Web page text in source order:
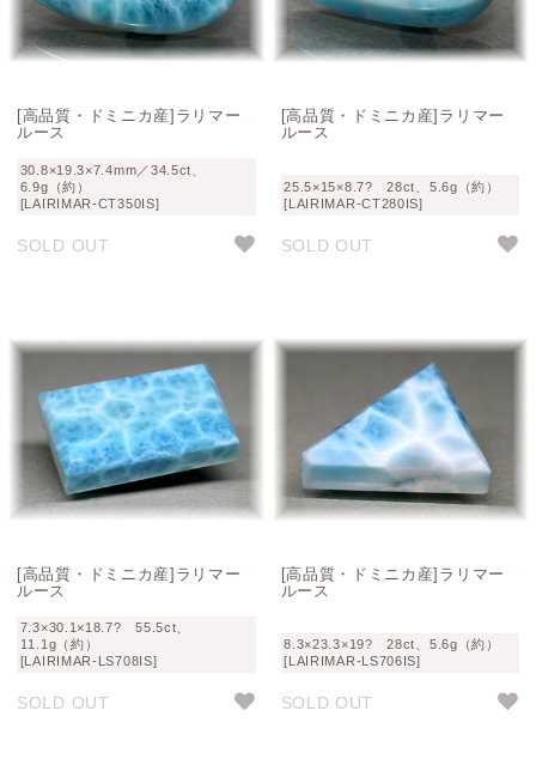
[高品質・ドミニカ産]ラリマー
ルース
30.8×19.3×7.4mm／34.5ct、
6.9g（約）
[LAIRIMAR-CT350IS]
SOLD OUT
[高品質・ドミニカ産]ラリマー
ルース
25.5×15×8.7? 28ct、5.6g（約）
[LAIRIMAR-CT280IS]
SOLD OUT
[高品質・ドミニカ産]ラリマー
ルース
7.3×30.1×18.7? 55.5ct、
11.1g（約）
[LAIRIMAR-LS708IS]
SOLD OUT
[高品質・ドミニカ産]ラリマー
ルース
8.3×23.3×19? 28ct、5.6g（約）
[LAIRIMAR-LS706IS]
SOLD OUT